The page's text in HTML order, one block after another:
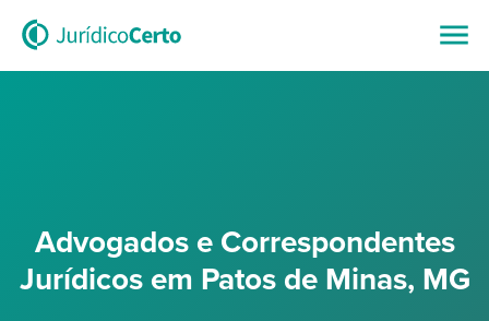
Advogados e Correspondentes
Jurídicos em Patos de Minas, MG